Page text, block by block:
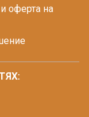
оферта на